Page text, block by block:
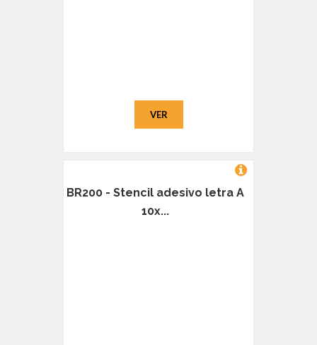
VER
BR200 - Stencil adesivo letra A
10x...